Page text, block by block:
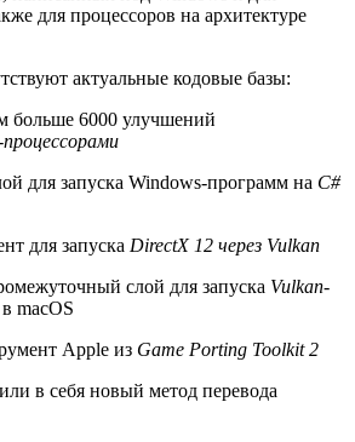
для процессоров на архитектуре
актуальные кодовые базы:
больше 6000 улучшений
для запуска Windows-программ на C#
для запуска DirectX 12 через Vulkan
слой для запуска Vulkan-
в macOS
Apple из Game Porting Toolkit 2
в себя новый метод перевода